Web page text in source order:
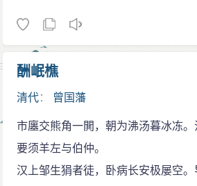
酬岷樵
清代： 曾国藩
市廛交熊角一閧，朝为沸汤暮冰冻。
要须羊左与伯仲。
汉上邹生狷者徒，卧病长安极屡空。